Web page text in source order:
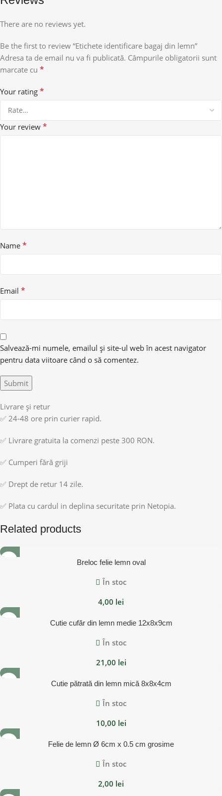
There are no reviews yet.
Be the first to review “Etichete identificare bagaj din lemn”
Adresa ta de email nu va fi publicată. Câmpurile obligatorii sunt
marcate cu *
Your rating *
Your review *
Name *
Email *
Salvează-mi numele, emailul și site-ul web în acest navigator
pentru data viitoare când o să comentez.
Livrare și retur
✅ 24-48 ore prin curier rapid.
✅ Livrare gratuita la comenzi peste 300 RON.
✅ Cumperi fără griji
✅ Drept de retur 14 zile.
✅ Plata cu cardul in deplina securitate prin Netopia.
Related products
Breloc felie lemn oval
În stoc
4,00 lei
Cutie cufăr din lemn medie 12x8x9cm
În stoc
21,00 lei
Cutie pătrată din lemn mică 8x8x4cm
În stoc
10,00 lei
Felie de lemn Ø 6cm x 0.5 cm grosime
În stoc
2,00 lei